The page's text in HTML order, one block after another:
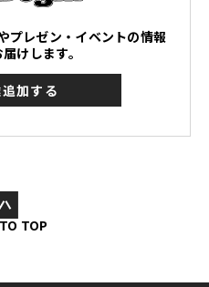
プレゼン・イベントの情報
けします。
加する
TOP